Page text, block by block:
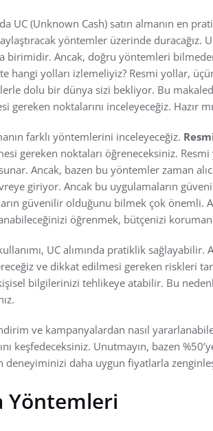
UC (Unknown Cash) satın almanın en
yöntemler üzerinde duracağız.
birimidir. Ancak, doğru yöntemleri
hangi yolları izlemeliyiz? Resmi yollar,
dolu bir dünya sizi bekliyor. Bu
gereken noktalarını inceleyeceğiz. Hazır
farklı yöntemlerini inceleyeceğiz.
gereken noktaları öğreneceksiniz.
Ancak, bazen bu yöntemler zaman
giriyor. Ancak bu uygulamaların
güvenilir olduğunu bilmek çok önemli.
öğrenmek, bütçenizi
UC alımında pratiklik sağlayabilir.
ve dikkat edilmesi gereken riskleri
bilgilerinizi tehlikeye atabilir. Bu
ve kampanyalardan nasıl
keşfedeceksiniz. Unutmayın, bazen
deneyiminizi daha uygun fiyatlarla
Yöntemleri